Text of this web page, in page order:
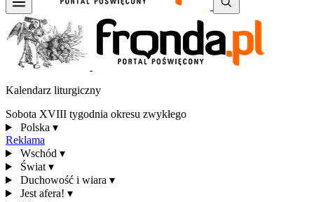
Kalendarz liturgiczny
Sobota XVIII tygodnia okresu zwykłego
Polska ▾
Reklama
Wschód ▾
Świat ▾
Duchowość i wiara ▾
Jest afera! ▾